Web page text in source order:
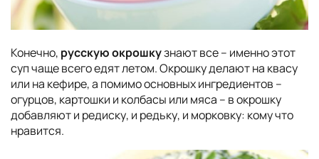
Конечно, русскую окрошкузнают все – именно этот
суп чаще всего едят летом. Окрошку делают на квасу
или на кефире, а помимо основных ингредиентов –
огурцов, картошки и колбасы или мяса – в окрошку
добавляют и редиску, и редьку, и морковку: кому что
нравится.